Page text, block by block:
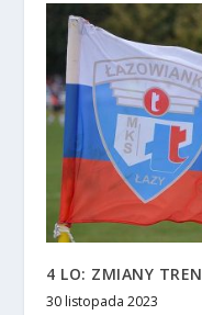
4 LO: ZMIANY
30 listopada 2023